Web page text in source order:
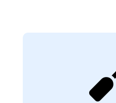
Nosso processo